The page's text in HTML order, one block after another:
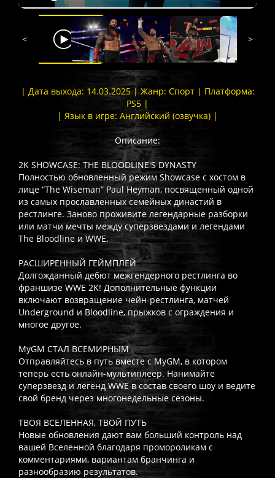
< >
| Дата выхода: 14.03.2025 | Жанр: Спорт | Платформа:
PS5 |
| Язык в игре: Английский (озвучка) |
Описание:
2K SHOWCASE: THE BLOODLINE'S DYNASTY
Полностью обновленный режим Showcase с хостом в
лице “The Wiseman” Paul Heyman, посвященный одной
из самых прославленных семейных династий в
рестлинге. Заново проживите легендарные разборки
или матчи мечты между суперзвездами и легендами
The Bloodline и WWE.
РАСШИРЕННЫЙ ГЕЙМПЛЕЙ
Долгожданный дебют межгендерного рестлинга во
франшизе WWE 2K! Дополнительные функции
включают возвращение чейн-рестлинга, матчей
Underground и Bloodline, прыжков с ограждения и
многое другое.
MyGM СТАЛ ВСЕМИРНЫМ
Отправляйтесь в путь вместе с MyGM, в котором
теперь есть онлайн-мультиплеер. Нанимайте
суперзвезд и легенд WWE в состав своего шоу и ведите
свой бренд через многонедельные сезоны.
ТВОЯ ВСЕЛЕННАЯ, ТВОЙ ПУТЬ
Новые обновления дают вам больший контроль над
вашей Вселенной благодаря промороликам с
комментариями, вариантам бранчинга и
разнообразию результатов.